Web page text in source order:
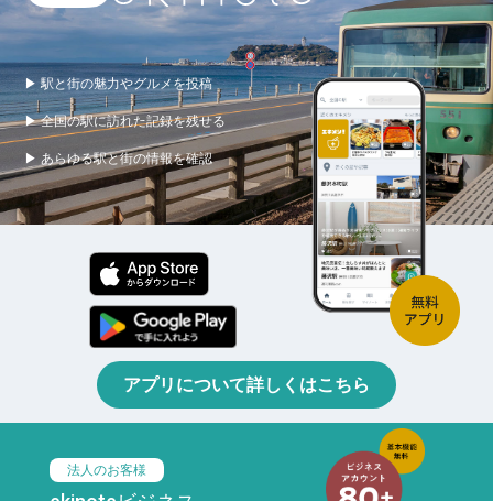
▶ 駅と街の魅力やグルメを投稿
▶ 全国の駅に訪れた記録を残せる
▶ あらゆる駅と街の情報を確認
アプリについて詳しくはこちら
法人のお客様